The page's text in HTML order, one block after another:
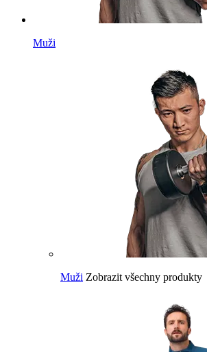
Muži
Muži Zobrazit všechny produkty